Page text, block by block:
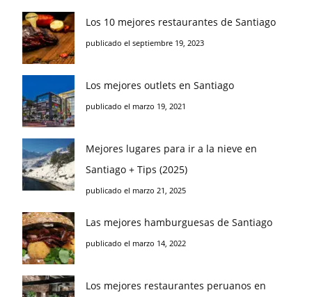
Los 10 mejores restaurantes de Santiago
publicado el septiembre 19, 2023
Los mejores outlets en Santiago
publicado el marzo 19, 2021
Mejores lugares para ir a la nieve en
Santiago + Tips (2025)
publicado el marzo 21, 2025
Las mejores hamburguesas de Santiago
publicado el marzo 14, 2022
Los mejores restaurantes peruanos en